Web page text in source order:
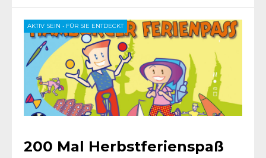
AKTIV SEIN • FÜR SIE ENTDECKT
200 Mal Herbstferienspaß